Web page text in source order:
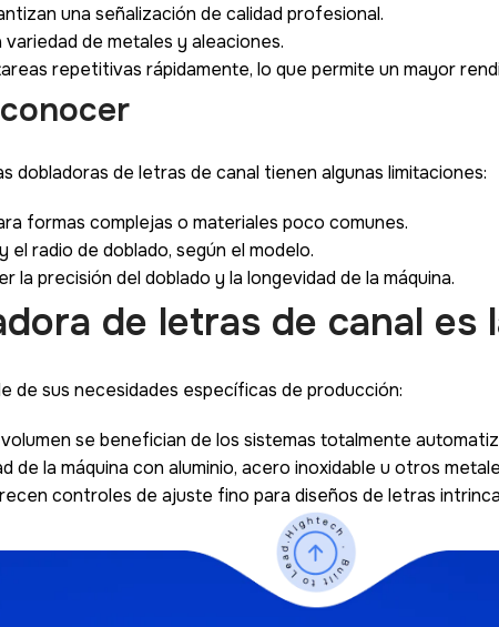
una señalización de calidad profesional.
de metales y aleaciones.
repetitivas rápidamente, lo que permite un mayor
dobladoras de letras de canal tienen algunas limitaciones:
formas complejas o materiales poco comunes.
el radio de doblado, según el modelo.
la precisión del doblado y la longevidad de la máquina.
de letras de canal es
de sus necesidades específicas de producción:
se benefician de los sistemas totalmente
de la máquina con aluminio, acero inoxidable u otros
controles de ajuste fino para diseños de letras